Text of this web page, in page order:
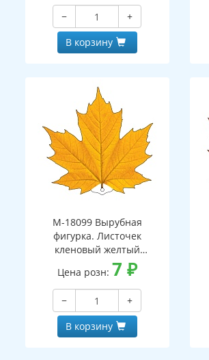
−
+
В корзину
М-18099 Вырубная
фигурка. Листочек
кленовый желтый
(двухсторонняя, ВД-лак)
Цена розн: 7 ₽
−
+
В корзину